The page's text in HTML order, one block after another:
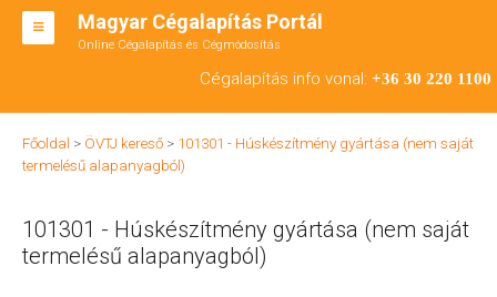
Magyar Cégalapítás Portál
Online Cégalapítás és Cégmódosítás
Cégalapítás info vonal: +36 30 220 1100
BT ALAPÍTÁS
RT ALAPÍTÁS
ÁTALAKULÁS
Főoldal > ÖVTJ kereső > 101301 - Húskészítmény gyártása (nem saját
termelésű alapanyagból)
101301 - Húskészítmény gyártása (nem saját
termelésű alapanyagból)